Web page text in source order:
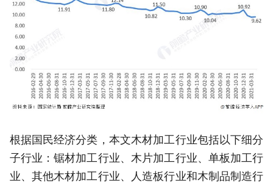
根据国民经济分类，本文木材加工行业包括以下细分
子行业：锯材加工行业、木片加工行业、单板加工行
业、其他木材加工行业、人造板行业和木制品制造行